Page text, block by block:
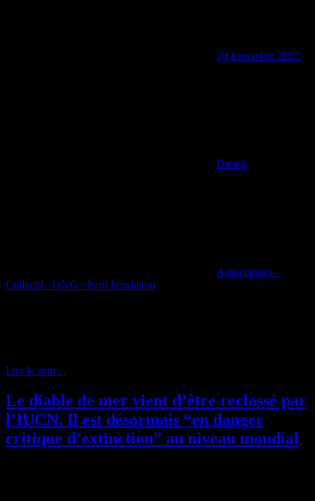
29 novembre 2025
Daniel
Associations -
Collectif - ONG - Parti Fondation
Lire la suite...
Le diable de mer vient d’être reclassé par
l’IUCN. Il est désormais “en danger
critique d’extinction” au niveau mondial